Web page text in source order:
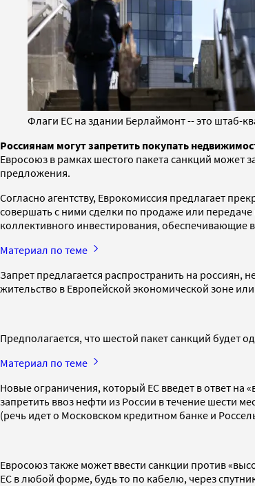
Флаги ЕС на здании Берлаймонт -- это штаб-
Россиянам могут запретить покупать
Евросоюз в рамках шестого пакета санкций может
предложения.
Согласно агентству, Еврокомиссия предлагает
совершать с ними сделки по продаже или
коллективного инвестирования,
Материал по теме
Запрет предлагается распространить на россиян,
жительство в Европейской экономической зоне
Предполагается, что шестой пакет санкций будет
Материал по теме
Новые ограничения, который ЕС введет в ответ на
запретить ввоз нефти из России в течение шести
(речь идет о Московском кредитном банке и
Евросоюз также может ввести санкции против
ЕС в любой форме, будь то по кабелю, через